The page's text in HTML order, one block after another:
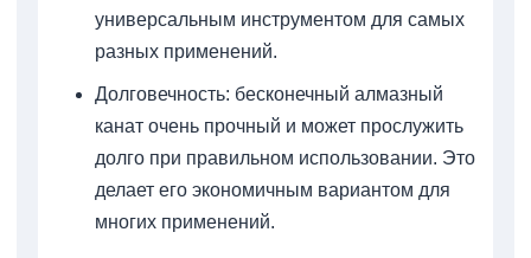
универсальным инструментом для самых
разных применений.
Долговечность: бесконечный алмазный
канат очень прочный и может прослужить
долго при правильном использовании. Это
делает его экономичным вариантом для
многих применений.